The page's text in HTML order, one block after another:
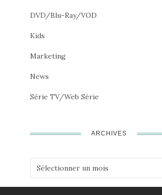
DVD/Blu-Ray/VOD
Kids
Marketing
News
Série TV/Web Série
ARCHIVES
Archives